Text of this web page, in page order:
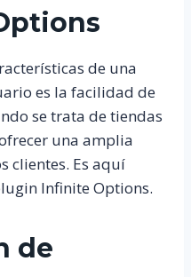
de una
es la facilidad de
se trata de tiendas
una amplia
clientes. Es aquí
Infinite Options.
de